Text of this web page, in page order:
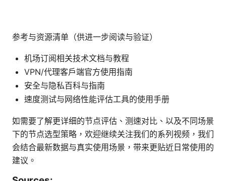
参考与资源清单（供进一步阅读与验证）
机场订阅相关技术文档与教程
VPN/代理客户端官方使用指南
安全与隐私百科与指南
速度测试与网络性能评估工具的使用手册
如需要了解更详细的节点评估、测速对比、以及不同场景
下的节点选型策略，欢迎继续关注我们的系列视频，我们
会结合最新数据与真实使用场景，带来更贴近日常使用的
建议。